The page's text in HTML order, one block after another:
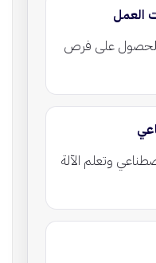
العمل
والحصول على فرص
وتعلم الآلة